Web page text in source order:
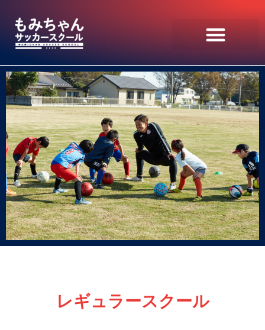
レギュラースクール